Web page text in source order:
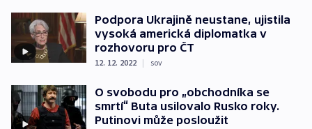
Podpora Ukrajině neustane, ujistila
vysoká americká diplomatka v
rozhovoru pro ČT
12. 12. 2022 | sov
O svobodu pro „obchodníka se
smrtí“ Buta usilovalo Rusko roky.
Putinovi může posloužit